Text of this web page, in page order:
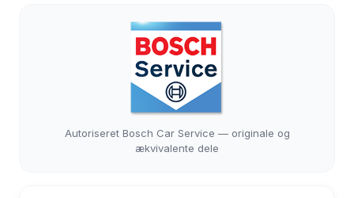
Autoriseret Bosch Car Service — originale og
ækvivalente dele